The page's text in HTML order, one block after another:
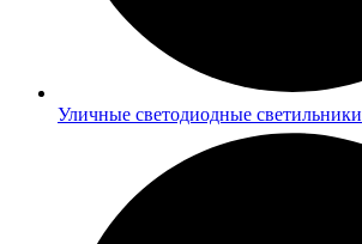
Уличные светодиодные светильники